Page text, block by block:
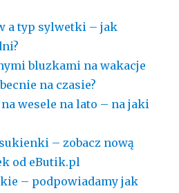
a typ sylwetki – jak
bluzkami na wakacje
na czasie?
wesele na lato – na jaki
– zobacz nową
od eButik.pl
– podpowiadamy jak